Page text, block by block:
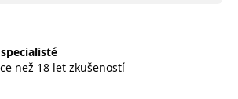
než 18 let zkušeností